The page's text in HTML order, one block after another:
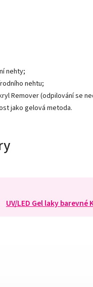
nehty;
nehtu;
Remover (odpilování se
jako gelová metoda.
UV/LED Gel laky barevné